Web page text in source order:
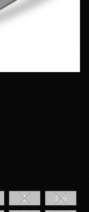
1
1,5